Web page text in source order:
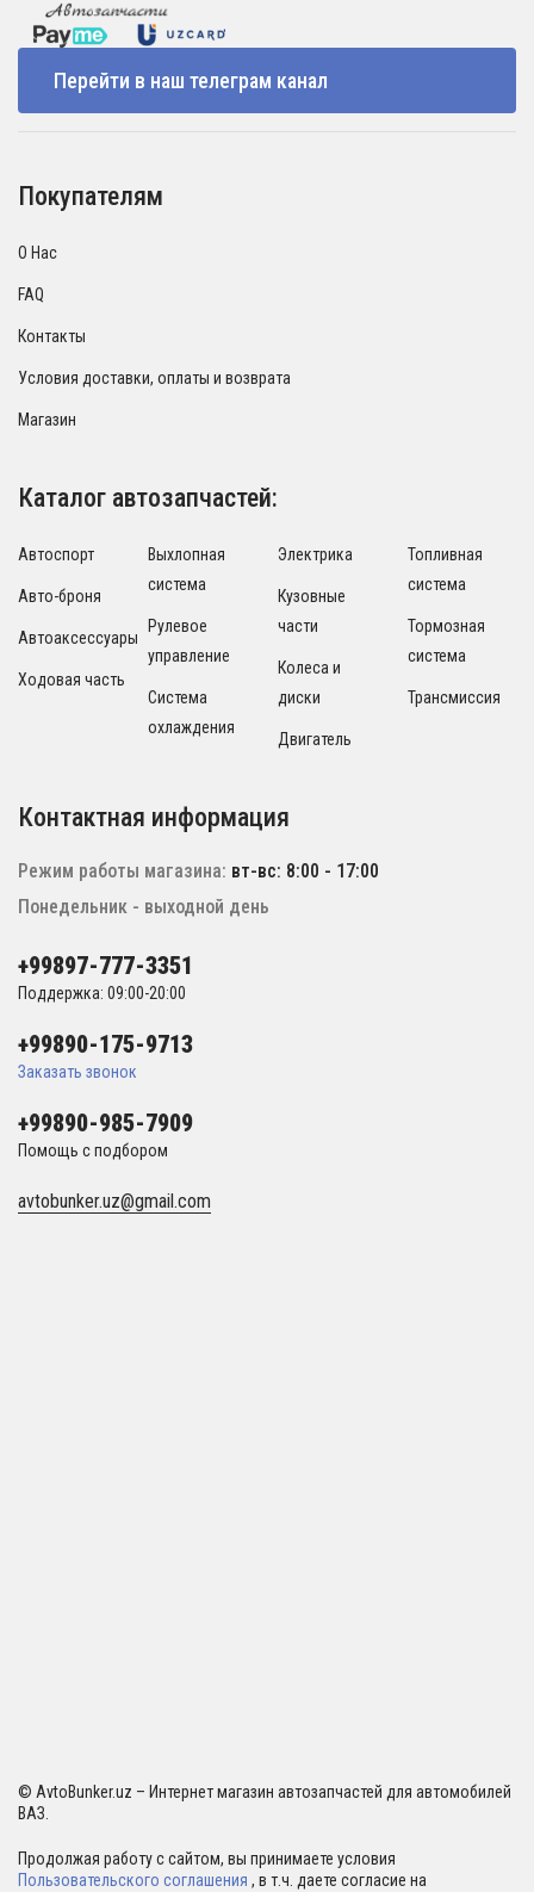
Перейти в наш телеграм канал
Покупателям
О Нас
FAQ
Контакты
Условия доставки, оплаты и возврата
Магазин
Каталог автозапчастей:
Автоспорт
Авто-броня
Автоаксессуары
Ходовая часть
Выхлопная
система
Рулевое
управление
Система
охлаждения
Электрика
Кузовные
части
Колеса и
диски
Двигатель
Топливная
система
Тормозная
система
Трансмиссия
Контактная информация
Режим работы магазина: вт-вс: 8:00 - 17:00
Понедельник - выходной день
+99897-777-3351
Поддержка: 09:00-20:00
+99890-175-9713
Заказать звонок
+99890-985-7909
Помощь с подбором
avtobunker.uz@gmail.com
© AvtoBunker.uz – Интернет магазин автозапчастей для автомобилей
ВАЗ.
Продолжая работу с сайтом, вы принимаете условия
Пользовательского соглашения , в т.ч. даете согласие на